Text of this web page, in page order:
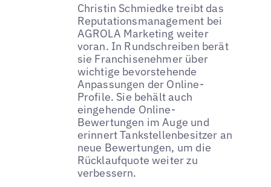
Christin Schmiedke treibt das
Reputationsmanagement bei
AGROLA Marketing weiter
voran. In Rundschreiben berät
sie Franchisenehmer über
wichtige bevorstehende
Anpassungen der Online-
Profile. Sie behält auch
eingehende Online-
Bewertungen im Auge und
erinnert Tankstellenbesitzer an
neue Bewertungen, um die
Rücklaufquote weiter zu
verbessern.